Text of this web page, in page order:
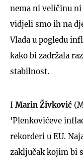
nema ni veličinu ni
vidjeli smo ih na
Vlada u pogledu
kako bi zadržala
stabilnost.
I Marin Živković
'Plenkovićeve
rekorderi u EU.
zaključak kojim bi